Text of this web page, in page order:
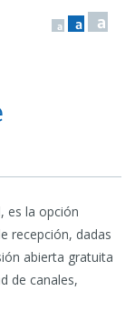
a a a
es la opción
recepción, dadas
abierta gratuita
de canales,